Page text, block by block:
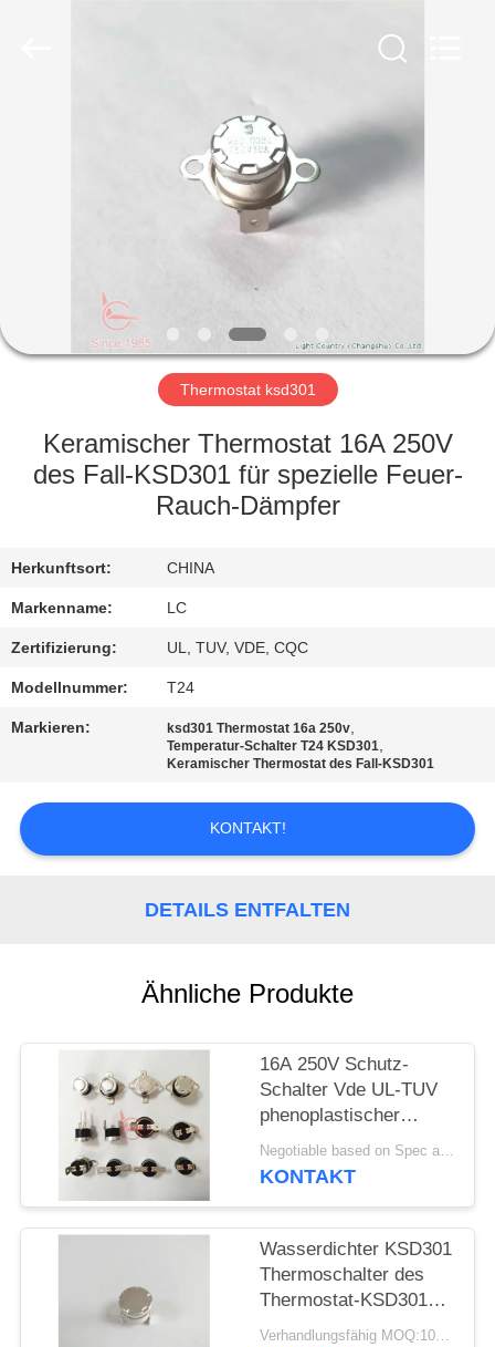
VR
SHOW
ÜBER
UNS
AUSFLUG
QUALITÄTSKONTROLLE
TRETEN
UNS
IN
VERBINDUNG
FÄLLE
SITEMAP
PRIVACY
POLICY
Thermostat ksd301
Keramischer Thermostat 16A 250V
des Fall-KSD301 für spezielle Feuer-
Rauch-Dämpfer
Herkunftsort: CHINA
Markenname: LC
Zertifizierung: UL, TUV, VDE, CQC
Modellnummer: T24
Markieren: ksd301 Thermostat 16a 250v,
Temperatur-Schalter T24 KSD301,
Keramischer Thermostat des Fall-KSD301
KONTAKT!
DETAILS ENTFALTEN
Ähnliche Produkte
16A 250V Schutz-
Schalter Vde UL-TUV
phenoplastischer
thermischer Fall-T23
T24 KSD301
Negotiable based on Spec and Qty. MOQ:1000pcs
KONTAKT
Wasserdichter KSD301
Thermoschalter des
Thermostat-KSD301
für Toaster
Verhandlungsfähig MOQ:1000PCS